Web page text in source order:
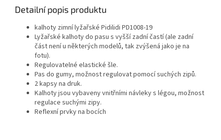
Detailní popis produktu
kalhoty zimní lyžařské Pidilidi PD1008-19
Lyžařské kalhoty do pasu s vyšší zadní častí(ale zadní
část není u některých modelů, tak zvýšená jako je na
fotu).
Regulovatelné elastické šle.
Pas do gumy, možnost regulovat pomocí suchých zipů.
2 kapsy na druk.
Kalhoty jsou vybaveny vnitřními návleky s légou, možnost
regulace suchými zipy.
Reflexní prvky na bocích